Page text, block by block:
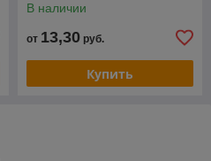
В наличии
от 13,30 руб.
Купить